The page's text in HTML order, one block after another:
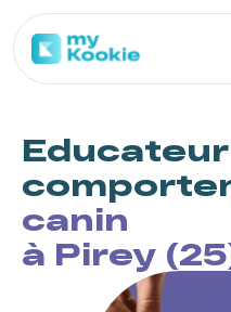
Educateur
canin
à Pirey